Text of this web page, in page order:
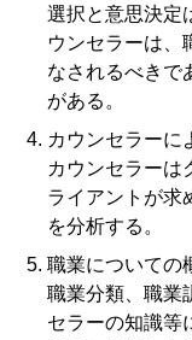
選択と意思決
ウンセラーは、
なされるべきで
がある。
カウンセラーに
カウンセラーは
ライアントが求
を分析する。
職業についての
職業分類、職業
セラーの知識等